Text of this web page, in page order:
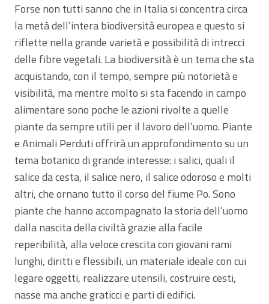
Forse non tutti sanno che in Italia si concentra circa
la metà dell’intera biodiversità europea e questo si
riflette nella grande varietà e possibilità di intrecci
delle fibre vegetali. La biodiversità è un tema che sta
acquistando, con il tempo, sempre più notorietà e
visibilità, ma mentre molto si sta facendo in campo
alimentare sono poche le azioni rivolte a quelle
piante da sempre utili per il lavoro dell’uomo. Piante
e Animali Perduti offrirà un approfondimento su un
tema botanico di grande interesse: i salici, quali il
salice da cesta, il salice nero, il salice odoroso e molti
altri, che ornano tutto il corso del fiume Po. Sono
piante che hanno accompagnato la storia dell’uomo
dalla nascita della civiltà grazie alla facile
reperibilità, alla veloce crescita con giovani rami
lunghi, diritti e flessibili, un materiale ideale con cui
legare oggetti, realizzare utensili, costruire cesti,
nasse ma anche graticci e parti di edifici.